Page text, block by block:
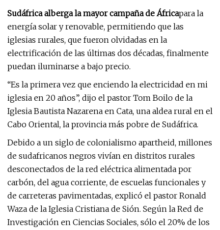
Sudáfrica alberga la mayor campaña de Áfricapara la
energía solar y renovable, permitiendo que las
iglesias rurales, que fueron olvidadas en la
electrificación de las últimas dos décadas, finalmente
puedan iluminarse a bajo precio.
“Es la primera vez que enciendo la electricidad en mi
iglesia en 20 años”, dijo el pastor Tom Boilo de la
Iglesia Bautista Nazarena en Cata, una aldea rural en el
Cabo Oriental, la provincia más pobre de Sudáfrica.
Debido a un siglo de colonialismo apartheid, millones
de sudafricanos negros vivían en distritos rurales
desconectados de la red eléctrica alimentada por
carbón, del agua corriente, de escuelas funcionales y
de carreteras pavimentadas, explicó el pastor Ronald
Waza de la Iglesia Cristiana de Sión. Según la Red de
Investigación en Ciencias Sociales, sólo el 20% de los